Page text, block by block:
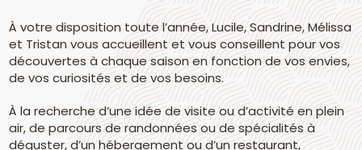
À votre disposition toute l’année, Lucile, Sandrine, Mélissa
et Tristan vous accueillent et vous conseillent pour vos
découvertes à chaque saison en fonction de vos envies,
de vos curiosités et de vos besoins.
À la recherche d’une idée de visite ou d’activité en plein
air, de parcours de randonnées ou de spécialités à
déguster, d’un hébergement ou d’un restaurant,